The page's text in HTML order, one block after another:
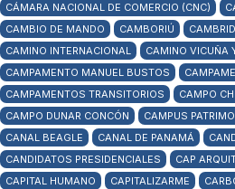
CÁMARA NACIONAL DE COMERCIO (CNC)
CAMBIO DE MANDO
CAMBORIÚ
CAMINO INTERNACIONAL
CAMINO VICUÑA
CAMPAMENTO MANUEL BUSTOS
CAMPAMENTOS TRANSITORIOS
CAMPO
CAMPO DUNAR CONCÓN
CAMPUS
CANAL BEAGLE
CANAL DE PANAMÁ
CANDIDATOS PRESIDENCIALES
CAP
CAPITAL HUMANO
CAPITALIZARME